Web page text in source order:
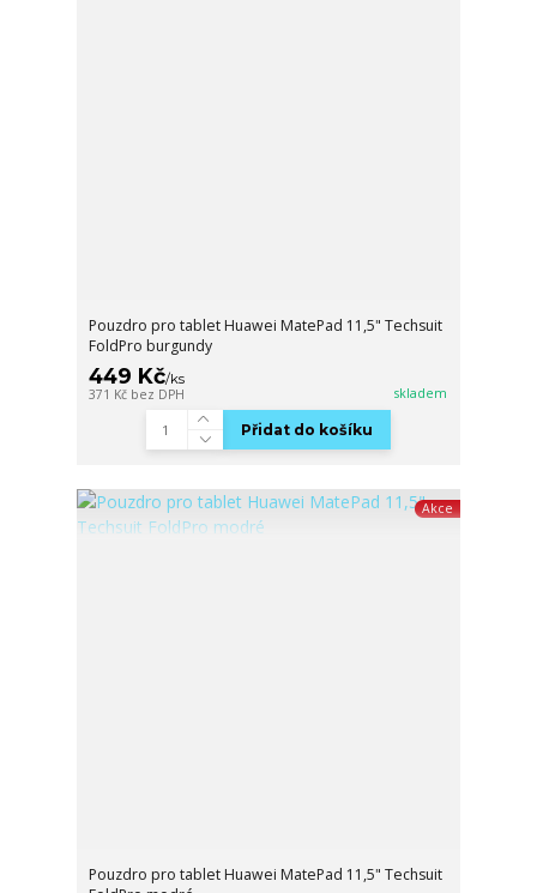
Pouzdro pro tablet Huawei MatePad 11,5" Techsuit
FoldPro burgundy
449 Kč/ks
371 Kč bez DPH skladem
Přidat do košíku
Akce
Pouzdro pro tablet Huawei MatePad 11,5" Techsuit